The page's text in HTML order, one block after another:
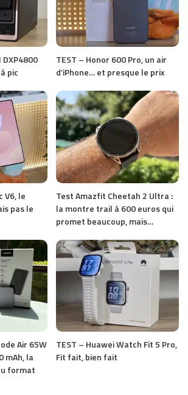
DXP4800
pic
TEST – Honor 600 Pro, un air
d’iPhone… et presque le prix
V6, le
pas le
Test Amazfit Cheetah 2 Ultra :
la montre trail à 600 euros qui
promet beaucoup, mais…
Air 65W
mAh, la
format
TEST – Huawei Watch Fit 5 Pro,
Fit fait, bien fait